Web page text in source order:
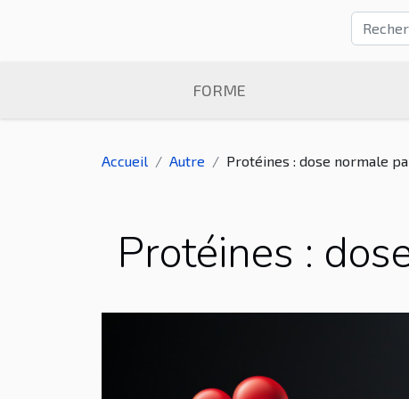
FORME
Accueil Autre Protéines : dose normale
Protéines :